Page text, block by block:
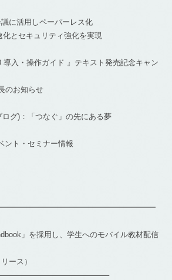
に活用しペーパーレス化
セキュリティ強化を実現
導入・操作ガイド 』テキスト発売記念キャン
お知らせ
ログ)：「つなぐ」の先にある夢
ント・セミナー情報
」を採用し、学生へのモバイル教材配信
ース）